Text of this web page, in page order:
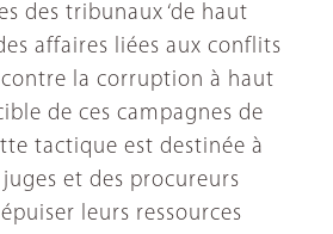
des tribunaux ‘de haut
affaires liées aux conflits
la corruption à haut
de ces campagnes de
tactique est destinée à
et des procureurs
leurs ressources